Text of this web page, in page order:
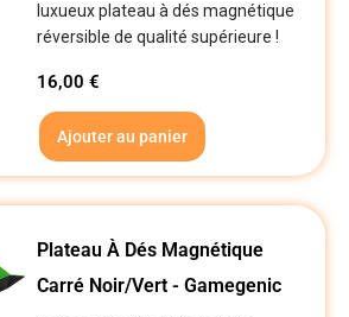
luxueux plateau à dés magnétique
réversible de qualité supérieure !
16,00€
Ajouter au panier
Plateau À Dés Magnétique
Carré Noir/Vert - Gamegenic